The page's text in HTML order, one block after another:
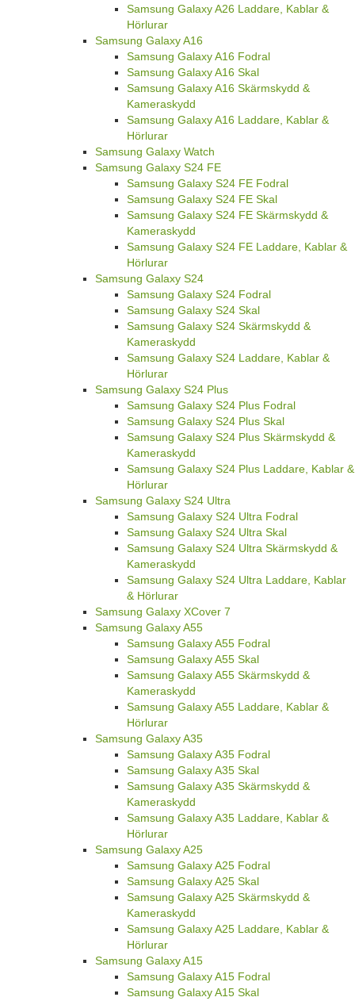
Samsung Galaxy A26 Laddare, Kablar &
Hörlurar
Samsung Galaxy A16
Samsung Galaxy A16 Fodral
Samsung Galaxy A16 Skal
Samsung Galaxy A16 Skärmskydd &
Kameraskydd
Samsung Galaxy A16 Laddare, Kablar &
Hörlurar
Samsung Galaxy Watch
Samsung Galaxy S24 FE
Samsung Galaxy S24 FE Fodral
Samsung Galaxy S24 FE Skal
Samsung Galaxy S24 FE Skärmskydd &
Kameraskydd
Samsung Galaxy S24 FE Laddare, Kablar &
Hörlurar
Samsung Galaxy S24
Samsung Galaxy S24 Fodral
Samsung Galaxy S24 Skal
Samsung Galaxy S24 Skärmskydd &
Kameraskydd
Samsung Galaxy S24 Laddare, Kablar &
Hörlurar
Samsung Galaxy S24 Plus
Samsung Galaxy S24 Plus Fodral
Samsung Galaxy S24 Plus Skal
Samsung Galaxy S24 Plus Skärmskydd &
Kameraskydd
Samsung Galaxy S24 Plus Laddare, Kablar &
Hörlurar
Samsung Galaxy S24 Ultra
Samsung Galaxy S24 Ultra Fodral
Samsung Galaxy S24 Ultra Skal
Samsung Galaxy S24 Ultra Skärmskydd &
Kameraskydd
Samsung Galaxy S24 Ultra Laddare, Kablar
& Hörlurar
Samsung Galaxy XCover 7
Samsung Galaxy A55
Samsung Galaxy A55 Fodral
Samsung Galaxy A55 Skal
Samsung Galaxy A55 Skärmskydd &
Kameraskydd
Samsung Galaxy A55 Laddare, Kablar &
Hörlurar
Samsung Galaxy A35
Samsung Galaxy A35 Fodral
Samsung Galaxy A35 Skal
Samsung Galaxy A35 Skärmskydd &
Kameraskydd
Samsung Galaxy A35 Laddare, Kablar &
Hörlurar
Samsung Galaxy A25
Samsung Galaxy A25 Fodral
Samsung Galaxy A25 Skal
Samsung Galaxy A25 Skärmskydd &
Kameraskydd
Samsung Galaxy A25 Laddare, Kablar &
Hörlurar
Samsung Galaxy A15
Samsung Galaxy A15 Fodral
Samsung Galaxy A15 Skal